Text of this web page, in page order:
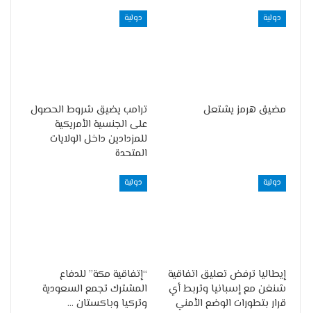
دولية
مضيق هرمز يشتعل
دولية
ترامب يضيق شروط الحصول
على الجنسية الأمريكية
للمزدادين داخل الولايات
المتحدة
دولية
إيطاليا ترفض تعليق اتفاقية
شنغن مع إسبانيا وتربط أي
قرار بتطورات الوضع الأمني
دولية
“إتفاقية مكة” للدفاع
المشترك تجمع السعودية
وتركيا وباكستان …